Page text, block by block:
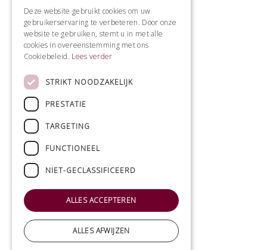
Deze website gebruikt cookies om uw
gebruikerservaring te verbeteren. Door onze
website te gebruiken, stemt u in met alle
cookies in overeenstemming met ons
Cookiebeleid. Lees verder
STRIKT NOODZAKELIJK
PRESTATIE
TARGETING
FUNCTIONEEL
NIET-GECLASSIFICEERD
ALLES ACCEPTEREN
ALLES AFWIJZEN